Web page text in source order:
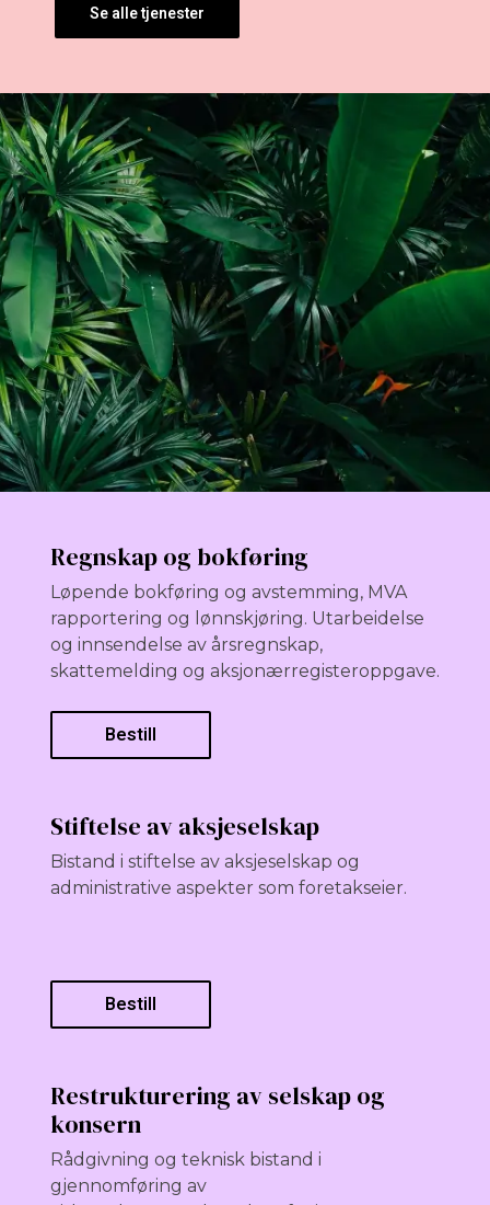
Se alle tjenester
Regnskap og bokføring
Løpende bokføring og avstemming, MVA
rapportering og lønnskjøring. Utarbeidelse
og innsendelse av årsregnskap,
skattemelding og aksjonærregisteroppgave.
Bestill
Stiftelse av aksjeselskap
Bistand i stiftelse av aksjeselskap og
administrative aspekter som foretakseier.
Bestill
Restrukturering av selskap og
konsern
Rådgivning og teknisk bistand i
gjennomføring av